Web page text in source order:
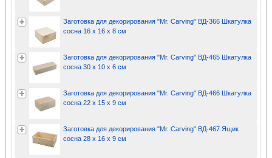
Заготовка для декорирования "Mr. Carving" ВД-366 Шкатулка
сосна 16 х 16 х 8 см
Заготовка для декорирования "Mr. Carving" ВД-465 Шкатулка
сосна 30 х 10 х 6 см
Заготовка для декорирования "Mr. Carving" ВД-466 Шкатулка
сосна 22 х 15 х 9 см
Заготовка для декорирования "Mr. Carving" ВД-467 Ящик
сосна 28 х 16 х 9 см